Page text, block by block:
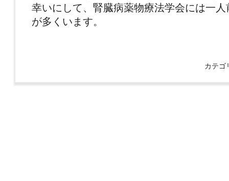
幸いにして、腎臓病薬物療法学会には一
が多くいます。
カテゴ